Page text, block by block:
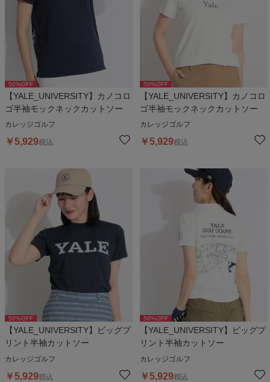
50%OFF
【YALE_UNIVERSITY】カノコロ
ゴ半袖モックネックカットソー
カレッジゴルフ
￥5,929税込
50%OFF
【YALE_UNIVERSITY】カノコロ
ゴ半袖モックネックカットソー
カレッジゴルフ
￥5,929税込
50%OFF
【YALE_UNIVERSITY】ビッグプ
リント半袖カットソー
カレッジゴルフ
￥5,929税込
50%OFF
【YALE_UNIVERSITY】ビッグプ
リント半袖カットソー
カレッジゴルフ
￥5,929税込